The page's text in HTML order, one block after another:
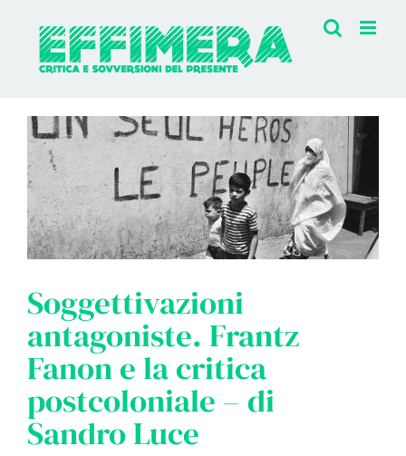
contenuto
Soggettivazioni
antagoniste. Frantz
Fanon e la critica
postcoloniale – di
Sandro Luce